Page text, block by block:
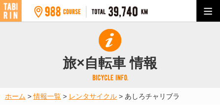
旅×自転車 情報
ホーム >情報一覧 > レンタサイクル > あしろチャリブラ